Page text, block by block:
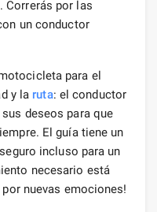
Correrás por las
un conductor
para el
y la ruta: el conductor
deseos para que
El guía tiene un
incluso para un
necesario está
por nuevas emociones!